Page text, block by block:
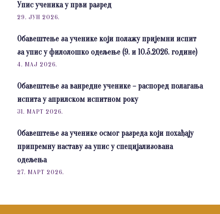
Упис ученика у први разред
29. ЈУН 2026.
Обавештење за ученике који полажу пријемни испит
за упис у филолошко одељење (9. и 10.5.2026. године)
4. МАЈ 2026.
Обавештење за ванредне ученике – распоред полагања
испита у априлском испитном року
31. МАРТ 2026.
Обавештење за ученике осмог разреда који похађају
припремну наставу за упис у специјализована
одељења
27. МАРТ 2026.